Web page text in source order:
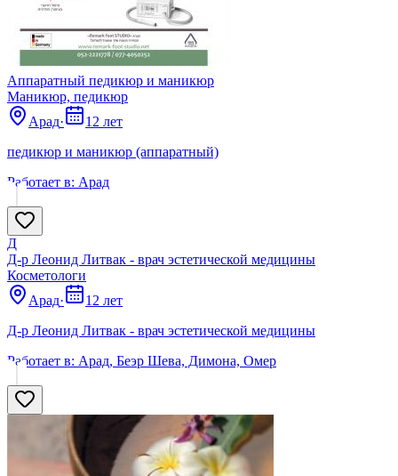
Аппаратный педикюр и маникюр
Маникюр, педикюр
Арад·
12 лет
педикюр и маникюр (аппаратный)
Работает в: Арад
Д
Д-р Леонид Литвак - врач эстетической медицины
Косметологи
Арад·
12 лет
Д-р Леонид Литвак - врач эстетической медицины
Работает в: Арад, Беэр Шева, Димона, Омер